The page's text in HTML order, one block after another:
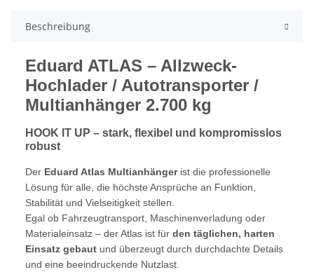
Beschreibung
Eduard ATLAS – Allzweck-
Hochlader / Autotransporter /
Multianhänger 2.700 kg
HOOK IT UP – stark, flexibel und kompromisslos
robust
Der Eduard Atlas Multianhängerist die professionelle
Lösung für alle, die höchste Ansprüche an Funktion,
Stabilität und Vielseitigkeit stellen.
Egal ob Fahrzeugtransport, Maschinenverladung oder
Materialeinsatz – der Atlas ist für den täglichen, harten
Einsatz gebaut und überzeugt durch durchdachte Details
und eine beeindruckende Nutzlast.